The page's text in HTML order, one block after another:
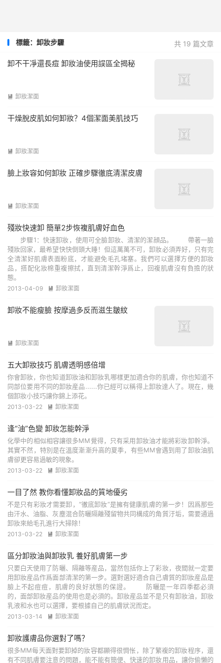
共 19 篇文章
標籤：卸妝步驟
卸不干凈還長痘 卸妝油使用誤區全揭秘
 卸妝潔面
干燥脫皮肌如何卸妝？4個潔面美肌技巧
 卸妝潔面
臉上妝容如何卸妝 正確步驟徹底清潔皮膚
 卸妝潔面
殘妝快速卸 簡單2步恢複肌膚好血色
步驟1：快速卸妝，使用可全臉卸妝、清潔的潔顔品。 帶著一臉
殘妝回家，最希望快快倒頭大睡！但這萬萬不可，卸妝必須弄好，只有完
全清潔好肌膚表面粉底，才能避免毛孔堵塞。我們可以選擇方便的卸妝
品，搭配化妝棉重複擦拭，直到清潔幹淨爲止，回複肌膚沒有負擔的狀
態。
2013-04-09  卸妝潔面
卸妝不能瘦臉 按摩過多反而滋生皺紋
 卸妝潔面
五大卸妝技巧 肌膚透明感倍增
你會卸妝，你也知道卸妝油和卸妝乳哪樣更加適合你的肌膚，你也知道不
同部位要用不同的卸妝産品......你已經可以稱得上卸妝達人了。現在，幾
個卸妝小技巧讓你錦上添花。
2013-03-22  卸妝潔面
逢“油”色變 卸妝怎能幹淨
化學中的相似相容讓很多MM覺得，只有采用卸妝油才能將彩妝卸幹淨。
其實不然，特別是在溫度漸漸升高的夏季，有些MM會遇到用了卸妝油肌
膚卻更容易過敏的現象。
2013-03-22  卸妝潔面
一目了然 教你看懂卸妝品的質地優劣
不是只有彩妝才需要卸，“徹底卸妝”是擁有健康肌膚的第一步！因爲那些
由汗水、油脂、灰塵混合防曬隔離殘留物共同構成的角質汙垢，需要通過
卸妝來給毛孔進行大掃除！
2013-03-22  卸妝潔面
區分卸妝油與卸妝乳 養好肌膚第一步
只要白天使用了防曬、隔離等産品，當然包括你上了彩妝，夜間就一定要
用卸妝産品作爲面部清潔的第一步。選對選好適合自己膚質的卸妝産品是
臉上不起痘痘，肌膚的良好狀態的保證。 防曬是一年四季都必須
的，面部卸妝産品的使用也是必須的。卸妝産品並不是只有卸妝油，卸妝
乳液和水也可以選擇，要根據自己的肌膚狀況而定。
2013-03-14  卸妝潔面
卸妝護膚品你選對了嗎？
很多MM每天面對要卸掉的妝容都顯得很惆怅，除了繁複的卸妝程序，還
有不同肌膚要注意的問題，能不能有簡便、快速的卸妝用品，讓你偷懶的